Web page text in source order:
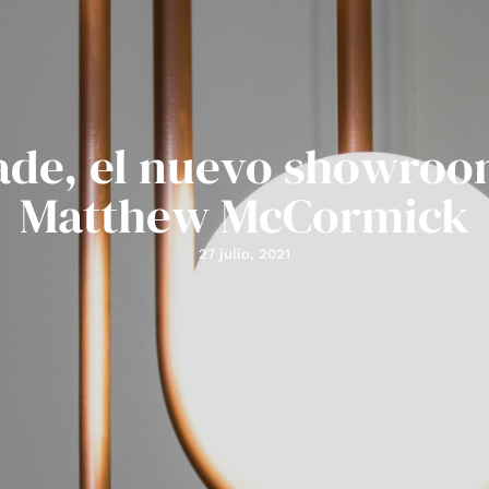
el nuevo
Matthew McCormick
27 julio, 2021